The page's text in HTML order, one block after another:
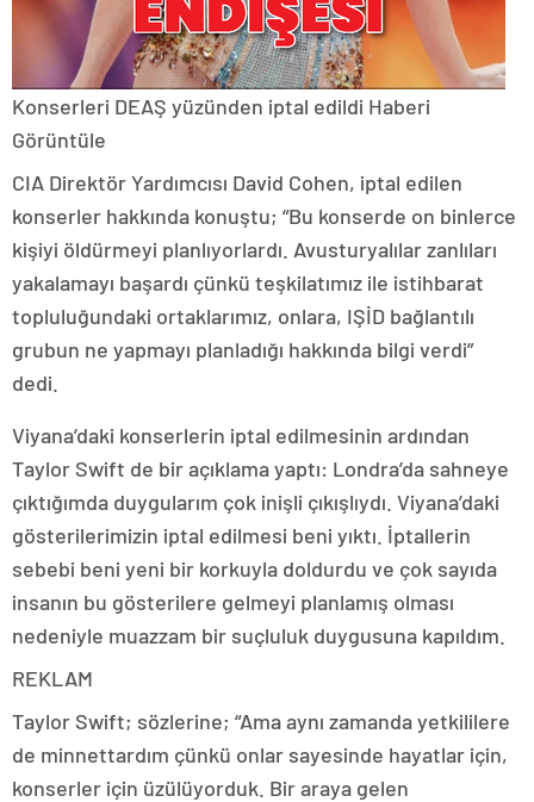
Konserleri DEAŞ yüzünden iptal edildi Haberi
Görüntüle
CIA Direktör Yardımcısı David Cohen, iptal edilen
konserler hakkında konuştu; “Bu konserde on binlerce
kişiyi öldürmeyi planlıyorlardı. Avusturyalılar zanlıları
yakalamayı başardı çünkü teşkilatımız ile istihbarat
topluluğundaki ortaklarımız, onlara, IŞİD bağlantılı
grubun ne yapmayı planladığı hakkında bilgi verdi”
dedi.
Viyana’daki konserlerin iptal edilmesinin ardından
Taylor Swift de bir açıklama yaptı: Londra’da sahneye
çıktığımda duygularım çok inişli çıkışlıydı. Viyana’daki
gösterilerimizin iptal edilmesi beni yıktı. İptallerin
sebebi beni yeni bir korkuyla doldurdu ve çok sayıda
insanın bu gösterilere gelmeyi planlamış olması
nedeniyle muazzam bir suçluluk duygusuna kapıldım.
REKLAM
Taylor Swift; sözlerine; “Ama aynı zamanda yetkililere
de minnettardım çünkü onlar sayesinde hayatlar için,
konserler için üzülüyorduk. Bir araya gelen